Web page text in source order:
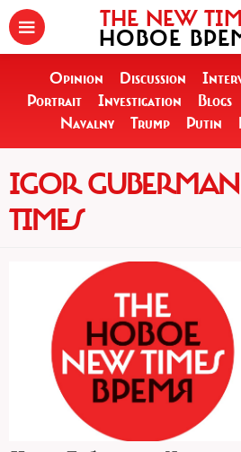
THE NEW
НОВОЕ
Opinion Discussion
Portrait
Investigation Blogs
Navalny
Trump Putin
IGOR
TIMES